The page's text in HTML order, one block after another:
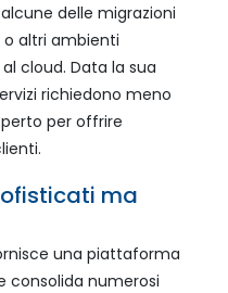
delle migrazioni
o altri ambienti
cloud. Data la sua
richiedono meno
per offrire
ma
una piattaforma
consolida numerosi